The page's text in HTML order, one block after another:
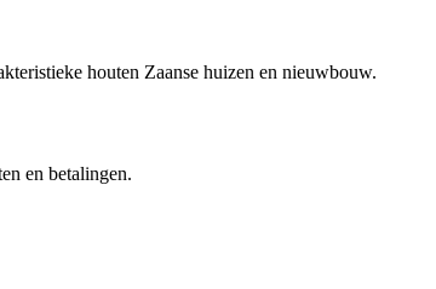
houten Zaanse huizen en nieuwbouw.
en betalingen.